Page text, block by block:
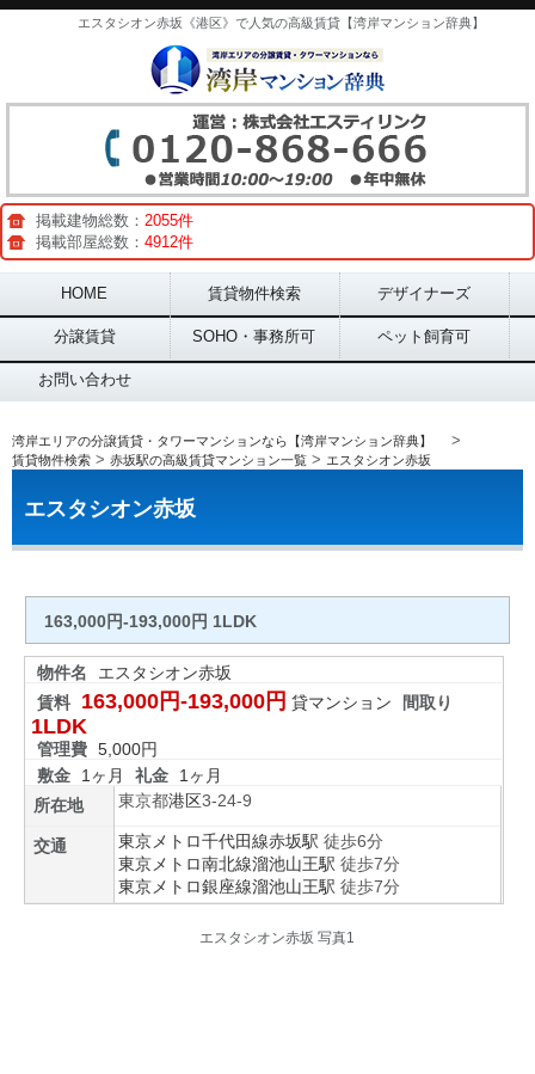
エスタシオン赤坂《港区》で人気の高級賃貸【湾岸マンション辞典】
掲載建物総数： 2055件
掲載部屋総数： 4912件
Main menu
HOME 賃貸物件検索 デザイナーズ
分譲賃貸 SOHO・事務所可 ペット飼育可
お問い合わせ
湾岸エリアの分譲賃貸・タワーマンションなら【湾岸マンション辞典】 >
賃貸物件検索 > 赤坂駅の高級賃貸マンション一覧 > エスタシオン赤坂
エスタシオン赤坂
163,000円-193,000円 1LDK
物件名
エスタシオン赤坂
賃料
163,000円-193,000円 貸マンション 間取り
1LDK
管理費 5,000円
敷金
1ヶ月 礼金
1ヶ月
所在地
東京都港区3-24-9
交通 東京メトロ千代田線赤坂駅 徒歩6分
東京メトロ南北線溜池山王駅 徒歩7分
東京メトロ銀座線溜池山王駅 徒歩7分